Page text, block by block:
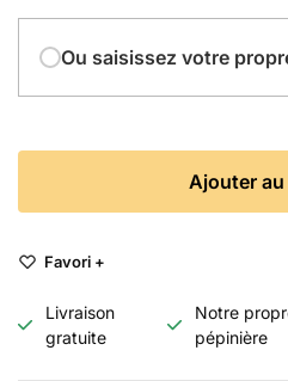
Ou saisissez votre
Ajouter
Favori +
Livraison
gratuite
Notre
pépinière